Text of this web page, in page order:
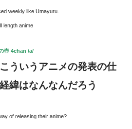
weekly like Umayuru.
length anime
壺 4chan /a/
ういうアニメの発表の仕
緯はなんなんだろう
of releasing their anime?